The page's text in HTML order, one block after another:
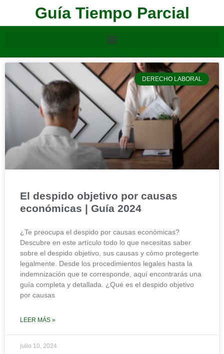
Guía Tiempo Parcial
DERECHO LABORAL
El despido objetivo por causas
económicas | Guía 2024
¿Te preocupa el despido por causas económicas?
Descubre en este artículo todo lo que necesitas saber
sobre el despido objetivo, sus causas y cómo protegerte
legalmente. Desde los procedimientos legales hasta la
indemnización que te corresponde, aquí encontrarás una
guía completa y detallada. ¿Qué es el despido objetivo
por causas
LEER MÁS »
julio 10, 2024